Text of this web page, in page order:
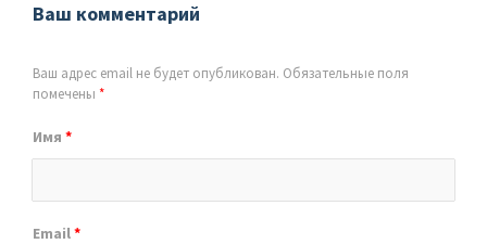
Ваш комментарий
Ваш адрес email не будет опубликован. Обязательные поля
помечены *
Имя *
Email*